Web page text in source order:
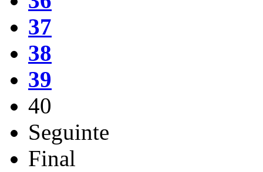
37
38
39
40
Seguinte
Final